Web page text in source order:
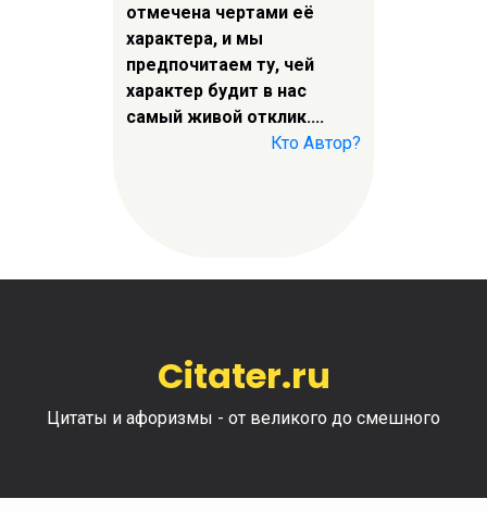
отмечена чертами её
характера, и мы
предпочитаем ту, чей
характер будит в нас
самый живой отклик....
Кто Автор?
Citater.ru
Цитаты и афоризмы - от великого до смешного